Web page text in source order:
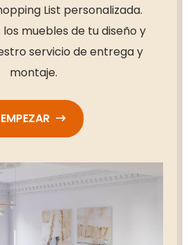
List personalizada.
muebles de tu diseño y
servicio de entrega y
montaje.
EMPEZAR